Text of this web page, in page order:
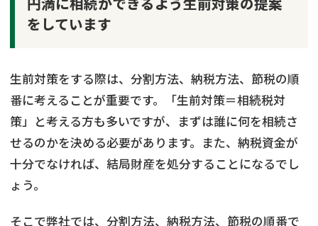
をしています
生前対策をする際は、分割方法、納税方法、節税の順
番に考えることが重要です。「生前対策＝相続税対
策」と考える方も多いですが、まずは誰に何を相続さ
せるのかを決める必要があります。また、納税資金が
十分でなければ、結局財産を処分することになるでし
ょう。
そこで弊社では、分割方法、納税方法、節税の順番で